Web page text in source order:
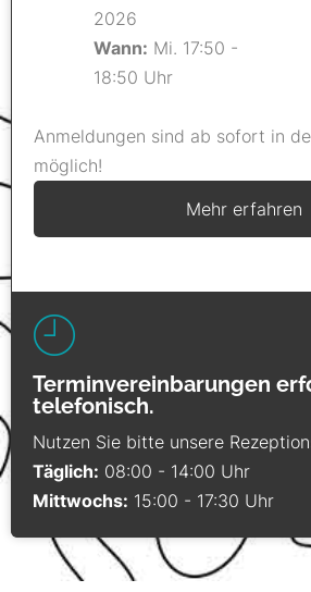
2026
Wann: Mi. 17:50 -
18:50 Uhr
Anmeldungen sind ab sofort in
möglich!
Mehr erfahren
Terminvereinbarungen
telefonisch.
Nutzen Sie bitte unsere
Täglich: 08:00 - 14:00 Uhr
Mittwochs: 15:00 - 17:30 Uhr